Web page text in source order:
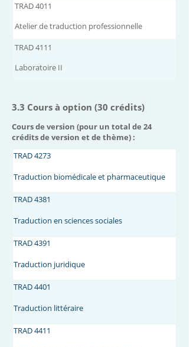
TRAD 4011
Atelier de traduction professionnelle
TRAD 4111
Laboratoire II
3.3 Cours à option (30 crédits)
Cours de version (pour un total de 24
crédits de version et de thème) :
TRAD 4273
Traduction biomédicale et pharmaceutique
TRAD 4381
Traduction en sciences sociales
TRAD 4391
Traduction juridique
TRAD 4401
Traduction littéraire
TRAD 4411